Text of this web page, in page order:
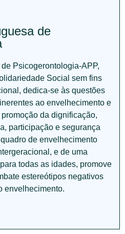
de
Psicogerontologia-APP,
Social sem fins
dedica-se às questões
ao envelhecimento e
da dignificação,
participação e segurança
de envelhecimento
e de uma
todas as idades, promove
estereótipos negativos
envelhecimento.